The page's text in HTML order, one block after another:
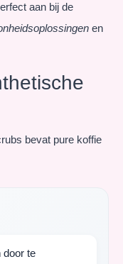
aan bij de
en
bevat pure koffie
door te